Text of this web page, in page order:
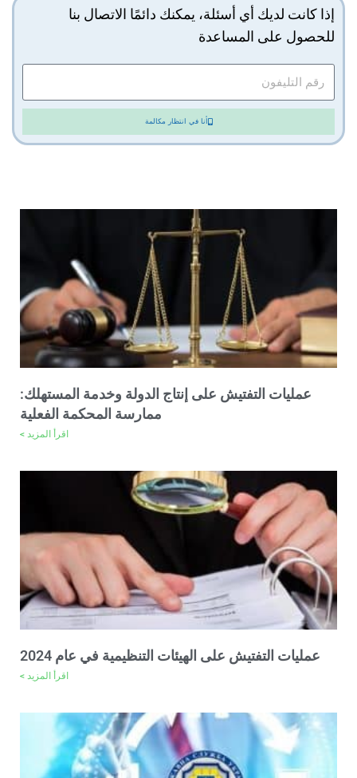
إذا كانت لديك أي أسئلة، يمكنك دائمًا الاتصال بنا
للحصول على المساعدة
أنا في انتظار مكالمة
عمليات التفتيش على إنتاج الدولة وخدمة المستهلك:
ممارسة المحكمة الفعلية
اقرأ المزيد >
عمليات التفتيش على الهيئات التنظيمية في عام 2024
اقرأ المزيد >